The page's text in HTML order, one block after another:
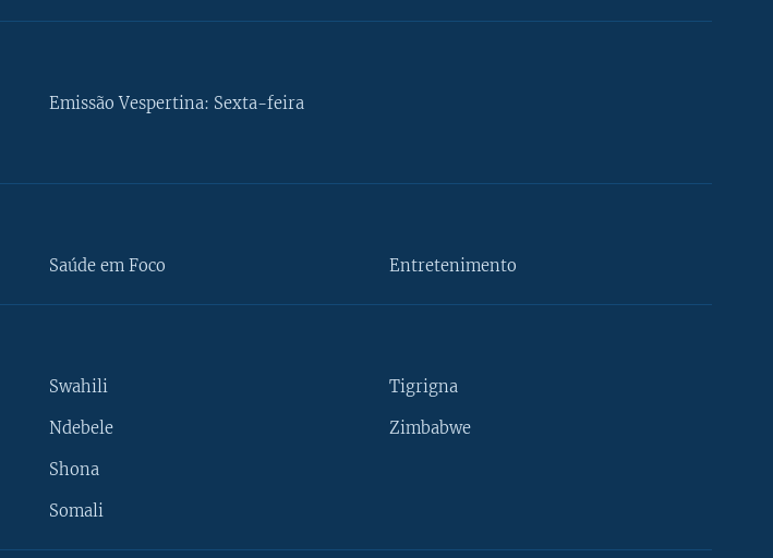
Emissão Vespertina: Sexta-feira
Saúde em Foco Entretenimento
Swahili
Ndebele
Shona
Somali
Tigrigna
Zimbabwe